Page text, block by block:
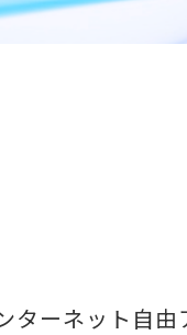
ーネット自由